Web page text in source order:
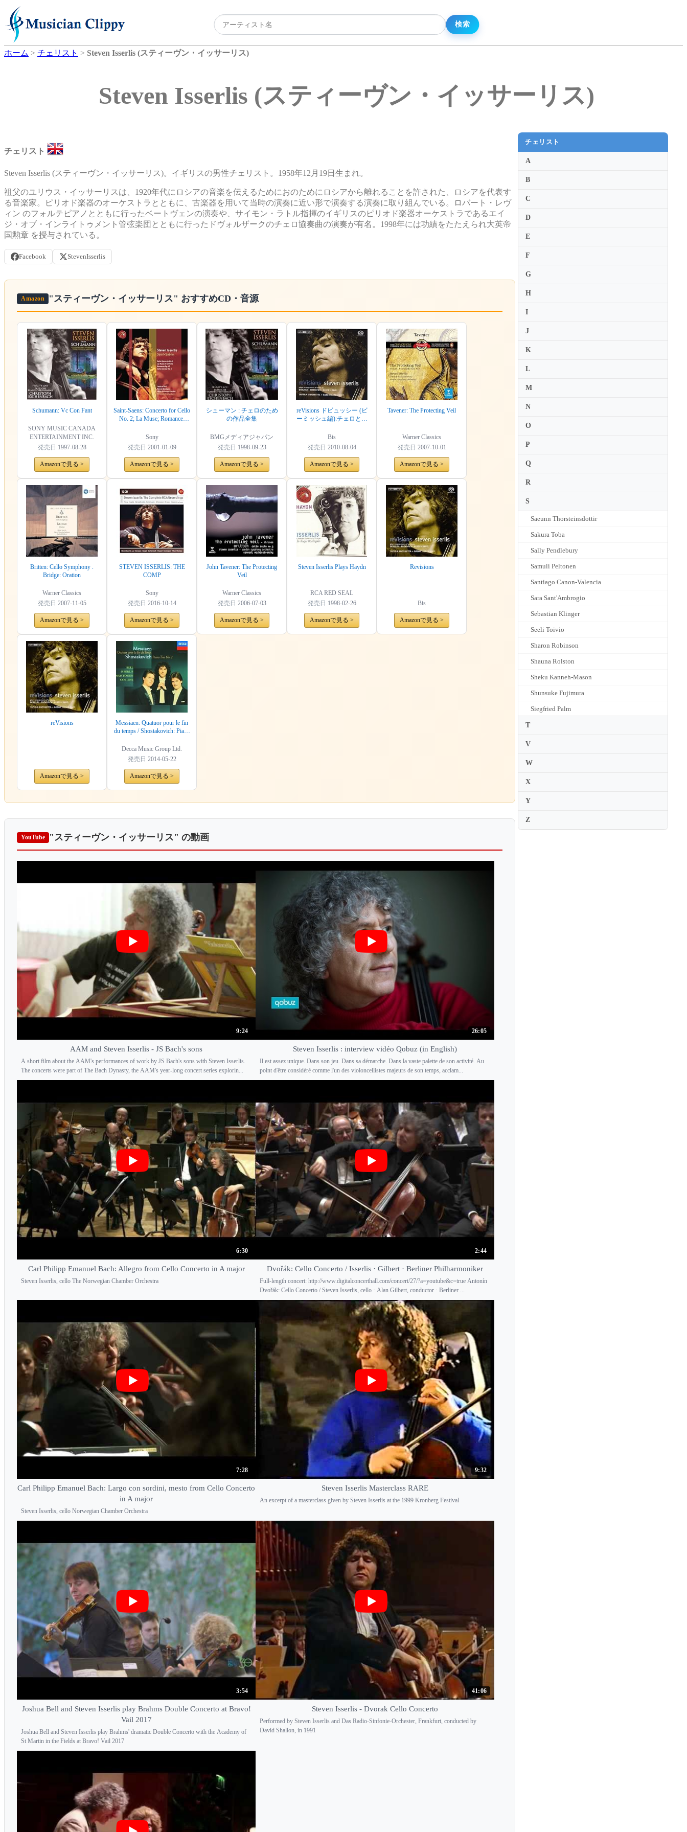
ホーム > チェリスト > Steven Isserlis (スティーヴン・イッサーリス)
Steven Isserlis (スティーヴン・イッサーリス)
チェリスト
Steven Isserlis (スティーヴン・イッサーリス)。イギリスの男性チェリスト。1958年12月19日生まれ。
祖父のユリウス・イッサーリスは、1920年代にロシアの音楽を伝えるためにおのためにロシアから離れることを許された、ロシアを代表す
る音楽家。ピリオド楽器のオーケストラとともに、古楽器を用いて当時の演奏に近い形で演奏する演奏に取り組んでいる。ロバート・レヴ
ィン のフォルテピアノとともに行ったベートヴェンの演奏や、サイモン・ラトル指揮のイギリスのピリオド楽器オーケストラであるエイ
ジ・オブ・インライトゥメント管弦楽団とともに行ったドヴォルザークのチェロ協奏曲の演奏が有名。1998年には功績をたたえられ大英帝
国勲章 を授与されている。
Facebook StevenIsserlis
Amazon "スティーヴン・イッサーリス" おすすめCD・音源
Schumann: Vc Con Fant
SONY MUSIC CANADA
ENTERTAINMENT INC.
発売日 1997-08-28
Amazonで見る >
Saint-Saens: Concerto for Cello
No. 2; La Muse; Romance;
Sony
発売日 2001-01-09
Amazonで見る >
シューマン : チェロのため
の作品全集
BMGメディアジャパン
発売日 1998-09-23
Amazonで見る >
reVisions ドビュッシー (ビ
ーミッシュ編):チェロと管
(Debussy , Ravel , Prokofiev /
Steven Isserlis) (SACD
Hybrid)
Bis
発売日 2010-08-04
Amazonで見る >
Tavener: The Protecting Veil
Warner Classics
発売日 2007-10-01
Amazonで見る >
Britten: Cello Symphony .
Bridge: Oration
Warner Classics
発売日 2007-11-05
Amazonで見る >
STEVEN ISSERLIS: THE
COMP
Sony
発売日 2016-10-14
Amazonで見る >
John Tavener: The Protecting
Veil
Warner Classics
発売日 2006-07-03
Amazonで見る >
Steven Isserlis Plays Haydn
RCA RED SEAL
発売日 1998-02-26
Amazonで見る >
Revisions
Bis
Amazonで見る >
reVisions
Amazonで見る >
Messiaen: Quatuor pour le fin
du temps / Shostakovich: Piano
Decca Music Group Ltd.
発売日 2014-05-22
Amazonで見る >
YouTube "スティーヴン・イッサーリス" の動画
9:24
AAM and Steven Isserlis - JS Bach's sons
A short film about the AAM's performances of work by JS Bach's sons with Steven Isserlis.
The concerts were part of The Bach Dynasty, the AAM's year-long concert series explorin...
26:05
Steven Isserlis : interview vidéo Qobuz (in English)
Il est assez unique. Dans son jeu. Dans sa démarche. Dans la vaste palette de son activité. Au
point d'être considéré comme l'un des violoncellistes majeurs de son temps, acclam...
6:30
Carl Philipp Emanuel Bach: Allegro from Cello Concerto in A major
Steven Isserlis, cello The Norwegian Chamber Orchestra
2:44
Dvořák: Cello Concerto / Isserlis · Gilbert · Berliner Philharmoniker
Full-length concert: http://www.digitalconcerthall.com/concert/27/?a=youtube&c=true Antonín
Dvořák: Cello Concerto / Steven Isserlis, cello · Alan Gilbert, conductor · Berliner ...
7:28
Carl Philipp Emanuel Bach: Largo con sordini, mesto from Cello Concerto
in A major
Steven Isserlis, cello Norwegian Chamber Orchestra
9:32
Steven Isserlis Masterclass RARE
An excerpt of a masterclass given by Steven Isserlis at the 1999 Kronberg Festival
3:54
Joshua Bell and Steven Isserlis play Brahms Double Concerto at Bravo!
Vail 2017
Joshua Bell and Steven Isserlis play Brahms' dramatic Double Concerto with the Academy of
St Martin in the Fields at Bravo! Vail 2017
41:06
Steven Isserlis - Dvorak Cello Concerto
Performed by Steven Isserlis and Das Radio-Sinfonie-Orchester, Frankfurt, conducted by
David Shallon, in 1991
チェリスト
A
B
C
D
E
F
G
H
I
J
K
L
M
N
O
P
Q
R
S
Saeunn Thorsteinsdottir
Sakura Toba
Sally Pendlebury
Samuli Peltonen
Santiago Canon-Valencia
Sara Sant'Ambrogio
Sebastian Klinger
Seeli Toivio
Sharon Robinson
Shauna Rolston
Sheku Kanneh-Mason
Shunsuke Fujimura
Siegfried Palm
T
V
W
X
Y
Z